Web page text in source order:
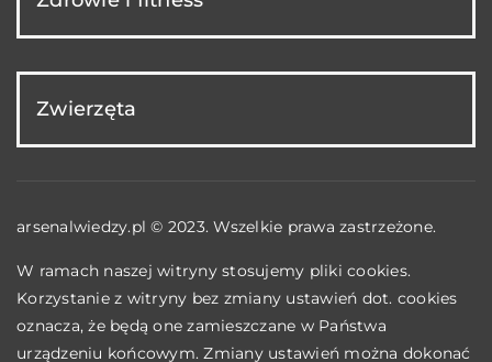
Zwierzęta
arsenalwiedzy.pl © 2023. Wszelkie prawa zastrzeżone.
W ramach naszej witryny stosujemy pliki cookies.
Korzystanie z witryny bez zmiany ustawień dot. cookies
oznacza, że będą one zamieszczane w Państwa
urządzeniu końcowym. Zmiany ustawień można dokonać